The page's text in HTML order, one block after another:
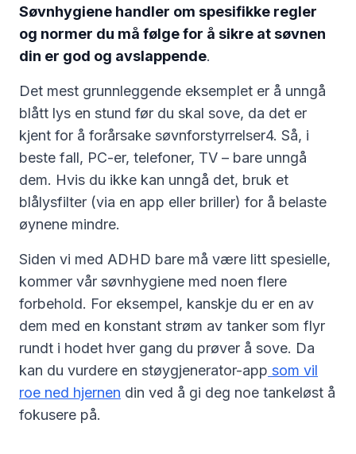
Søvnhygiene handler om spesifikke regler
og normer du må følge for å sikre at søvnen
din er god og avslappende.
Det mest grunnleggende eksemplet er å unngå
blått lys en stund før du skal sove, da det er
kjent for å forårsake søvnforstyrrelser4. Så, i
beste fall, PC-er, telefoner, TV – bare unngå
dem. Hvis du ikke kan unngå det, bruk et
blålysfilter (via en app eller briller) for å belaste
øynene mindre.
Siden vi med ADHD bare må være litt spesielle,
kommer vår søvnhygiene med noen flere
forbehold. For eksempel, kanskje du er en av
dem med en konstant strøm av tanker som flyr
rundt i hodet hver gang du prøver å sove. Da
kan du vurdere en støygjenerator-app som vil
roe ned hjernen din ved å gi deg noe tankeløst å
fokusere på.